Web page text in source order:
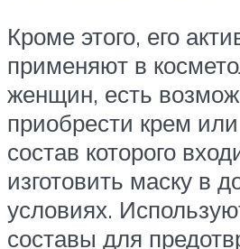
Кроме этого, его
применяют в
женщин, есть
приобрести крем
состав которого
изготовить маску в
условиях.
составы для